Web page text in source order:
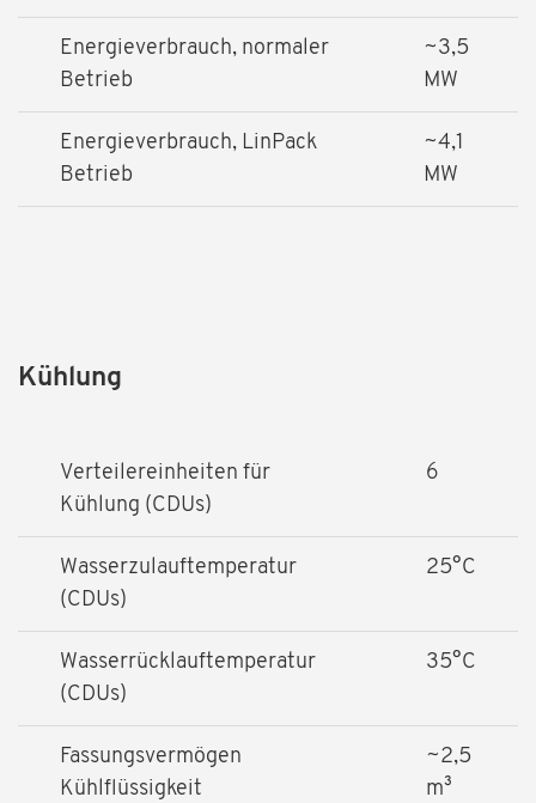
Energieverbrauch, normaler
Betrieb
~3,5
MW
Energieverbrauch, LinPack
Betrieb
~4,1
MW
Kühlung
Verteilereinheiten für
Kühlung (CDUs)
6
Wasserzulauftemperatur
(CDUs)
25°C
Wasserrücklauftemperatur
(CDUs)
35°C
Fassungsvermögen
Kühlflüssigkeit
~2,5
m³